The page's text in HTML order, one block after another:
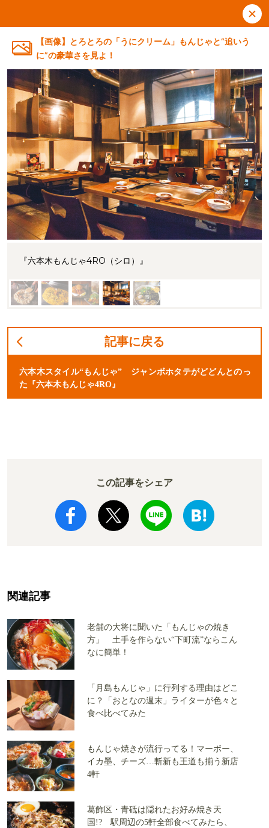
【画像】とろとろの「うにクリーム」もんじゃと“追いう
に”の豪華さを見よ！
『六本木もんじゃ4RO（シロ）』
記事に戻る
六本木スタイル“もんじゃ” ジャンボホタテがどどんとのっ
た『六本木もんじゃ4RO』
この記事をシェア
関連記事
老舗の大将に聞いた「もんじゃの焼き
方」 土手を作らない“下町流”ならこん
なに簡単！
「月島もんじゃ」に行列する理由はどこ
に？「おとなの週末」ライターが色々と
食べ比べてみた
もんじゃ焼きが流行ってる！マーボー、
イカ墨、チーズ…斬新も王道も揃う新店
4軒
葛飾区・青砥は隠れたお好み焼き天
国!? 駅周辺の5軒全部食べてみたら、